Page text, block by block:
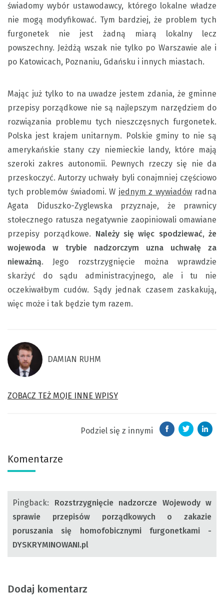
świadomy wybór ustawodawcy, którego lokalne władze
nie mogą modyfikować. Tym bardziej, że problem tych
furgonetek nie jest żadną miarą lokalny lecz
powszechny. Jeżdżą wszak nie tylko po Warszawie ale i
po Katowicach, Poznaniu, Gdańsku i innych miastach.
Mając już tylko to na uwadze jestem zdania, że gminne
przepisy porządkowe nie są najlepszym narzędziem do
rozwiązania problemu tych nieszczęsnych furgonetek.
Polska jest krajem unitarnym. Polskie gminy to nie są
amerykańskie stany czy niemieckie landy, które mają
szeroki zakres autonomii. Pewnych rzeczy się nie da
przeskoczyć. Autorzy uchwały byli conajmniej częściowo
tych problemów świadomi. W jednym z wywiadówradna
Agata Diduszko-Zyglewska przyznaje, że prawnicy
stołecznego ratusza negatywnie zaopiniowali omawiane
przepisy porządkowe. Należy się więc spodziewać, że
wojewoda w trybie nadzorczym uzna uchwałę za
nieważną. Jego rozstrzygnięcie można wprawdzie
skarżyć do sądu administracyjnego, ale i tu nie
oczekiwałbym cudów. Sądy jednak czasem zaskakują,
więc może i tak będzie tym razem.
DAMIAN RUHM
ZOBACZ TEŻ MOJE INNE WPISY
Podziel się z innymi
Komentarze
Pingback: Rozstrzygnięcie nadzorcze Wojewody w
sprawie przepisów porządkowych o zakazie
poruszania się homofobicznymi furgonetkami -
DYSKRYMINOWANI.pl
Dodaj komentarz